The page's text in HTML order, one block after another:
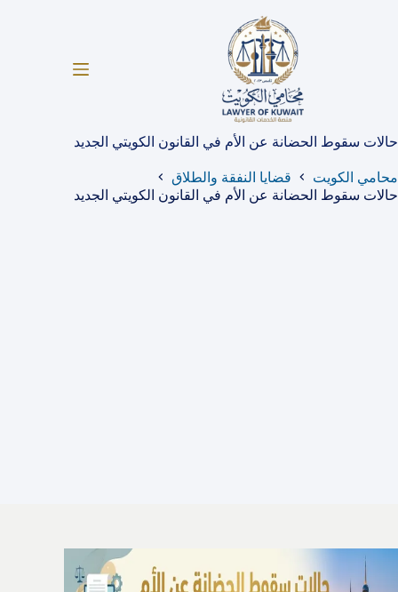
حالات سقوط الحضانة عن الأم في القانون الكويتي الجديد
محامي الكويت
قضايا النفقة والطلاق
حالات سقوط الحضانة عن الأم في القانون الكويتي الجديد